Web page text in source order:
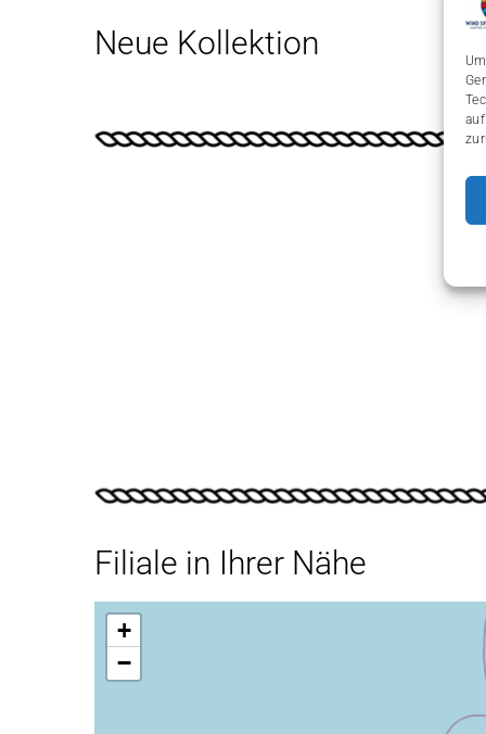
Neue Kollektion
Filiale in Ihrer Nähe
+
−